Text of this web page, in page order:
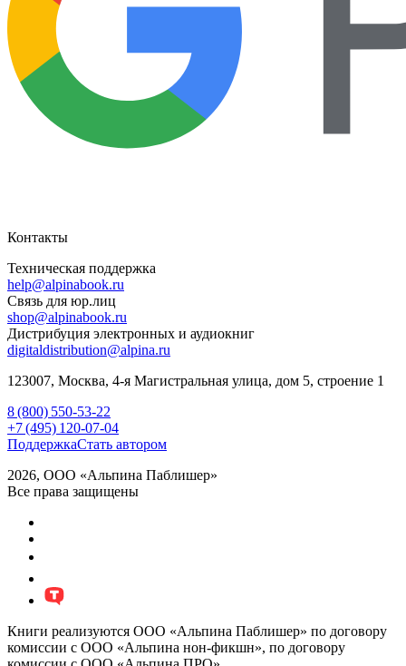
Контакты
Техническая поддержка
help@alpinabook.ru
Связь для юр.лиц
shop@alpinabook.ru
Дистрибуция электронных и аудиокниг
digitaldistribution@alpina.ru
123007, Москва, 4-я Магистральная улица, дом 5, строение 1
8 (800) 550-53-22
+7 (495) 120-07-04
ПоддержкаСтать автором
2026, ООО «Альпина Паблишер»
Все права защищены
Книги реализуются ООО «Альпина Паблишер» по договору
комиссии с ООО «Альпина нон-фикшн», по договору